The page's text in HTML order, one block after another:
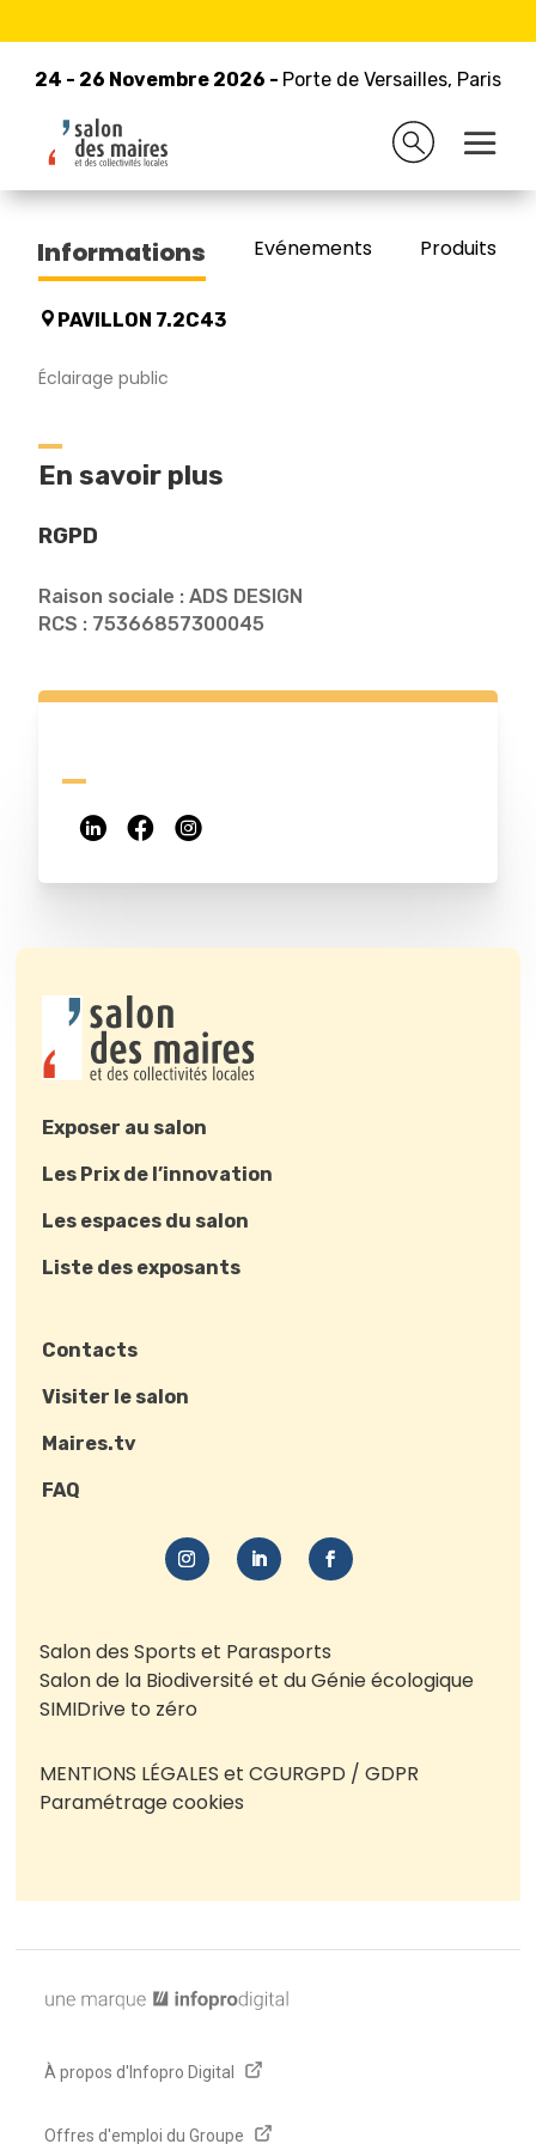
24 - 26 Novembre 2026 - Porte de Versailles, Paris
24 - 26 Novembre 2026 - Porte de Versailles, Paris
Retour à la liste des exposants
ADS DESIGN
Informations Evénements Produits/
PAVILLON 7.2C43
Éclairage public
En savoir plus
RGPD
Raison sociale : ADS DESIGN
RCS : 75366857300045
Exposer au salon
Les Prix de l’innovation
Les espaces du salon
Liste des exposants
Contacts
Visiter le salon
Maires.tv
FAQ
Salon des Sports et Parasports
Salon de la Biodiversité et du Génie écologique
SIMIDrive to zéro
MENTIONS LÉGALES et CGURGPD / GDPR
Paramétrage cookies